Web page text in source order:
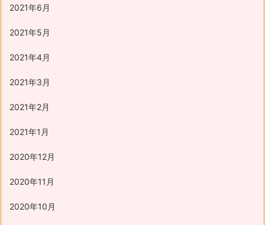
2021年6月
2021年5月
2021年4月
2021年3月
2021年2月
2021年1月
2020年12月
2020年11月
2020年10月